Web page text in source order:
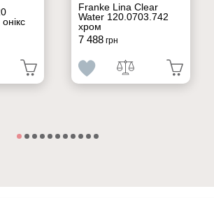
Franke Lina Clear
Water 120.0703.742
хром
7 488грн